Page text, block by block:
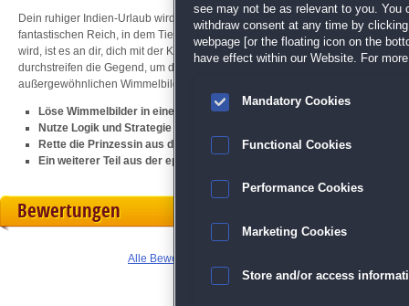
Dein ruhiger Indien-Urlaub wird kurz nach deiner Ankunft zu einem
fantastischen Reich, in dem Tiere sprechen können, und der einzige andere
wird, ist es an dir, dich mit der Königin zu verbunden und die Prinzessin zu
durchstreifen die Gegend, um dich aufzuhalten! Löse spannende Rätsel und
außergewöhnlichen Wimmelbild-Abenteuer!
Löse Wimmelbilder in einer unglaublichen Welt
Nutze Logik und Strategie für knifflige Minispiele
Rette die Prinzessin aus den Klauen des Königs
Ein weiterer Teil aus der epischen
Bewertungen
Alle Bewertungen anzeigen
see may not be as relevant to you. You
withdraw consent at any time by
webpage [or the floating icon on the
have effect within our Website. For
Mandatory Cookies
Functional Cookies
Performance Cookies
Marketing Cookies
Store and/or access